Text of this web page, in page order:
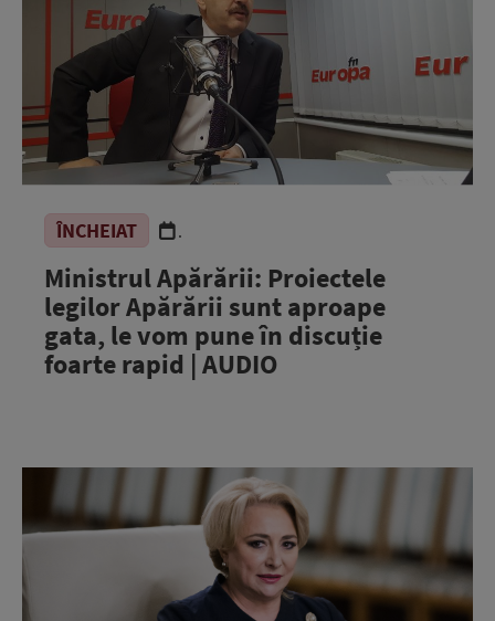
ÎNCHEIAT .
Ministrul Apărării: Proiectele
legilor Apărării sunt aproape
gata, le vom pune în discuție
foarte rapid | AUDIO